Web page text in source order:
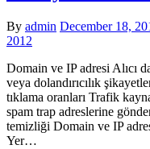
By admin December 18,
2012
Domain ve IP adresi Alıcı
veya dolandırıcılık
tıklama oranları Trafik
spam trap adreslerine
temizliği Domain ve IP
Yer…